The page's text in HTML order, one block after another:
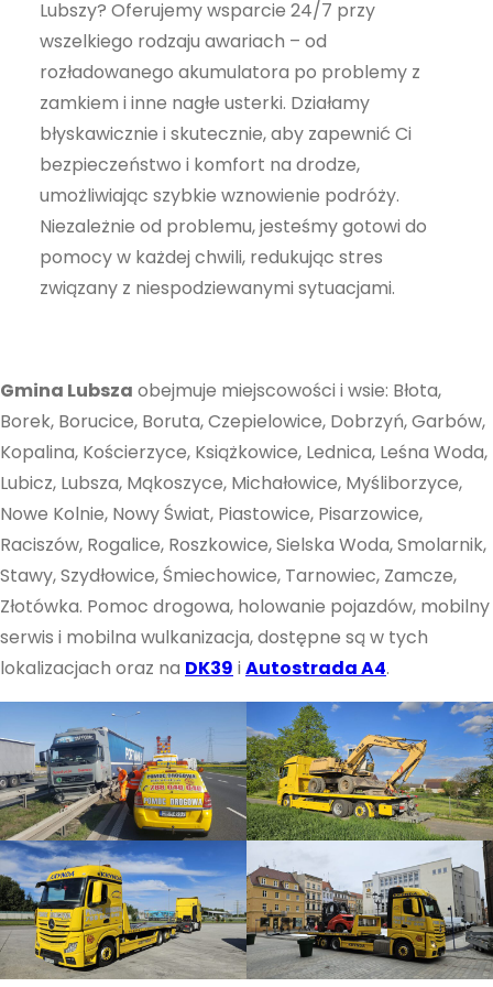
Lubszy? Oferujemy wsparcie 24/7 przy
wszelkiego rodzaju awariach – od
rozładowanego akumulatora po problemy z
zamkiem i inne nagłe usterki. Działamy
błyskawicznie i skutecznie, aby zapewnić Ci
bezpieczeństwo i komfort na drodze,
umożliwiając szybkie wznowienie podróży.
Niezależnie od problemu, jesteśmy gotowi do
pomocy w każdej chwili, redukując stres
związany z niespodziewanymi sytuacjami.
Gmina Lubsza obejmuje miejscowości i wsie: Błota,
Borek, Borucice, Boruta, Czepielowice, Dobrzyń, Garbów,
Kopalina, Kościerzyce, Książkowice, Lednica, Leśna Woda,
Lubicz, Lubsza, Mąkoszyce, Michałowice, Myśliborzyce,
Nowe Kolnie, Nowy Świat, Piastowice, Pisarzowice,
Raciszów, Rogalice, Roszkowice, Sielska Woda, Smolarnik,
Stawy, Szydłowice, Śmiechowice, Tarnowiec, Zamcze,
Złotówka. Pomoc drogowa, holowanie pojazdów, mobilny
serwis i mobilna wulkanizacja, dostępne są w tych
lokalizacjach oraz na DK39 i Autostrada A4.
najlepiej
podczas
twojego
przejścia na nią.
Jeśli odrzucisz
te pliki cookie,
niektóre funkcje
znikną ze strony
internetowej.
swoje
zachowania
podczas
odwiedzania naszej
strony, zwiększasz
szansę na
zobaczenie
spersonalizowanych
treści i ofert.